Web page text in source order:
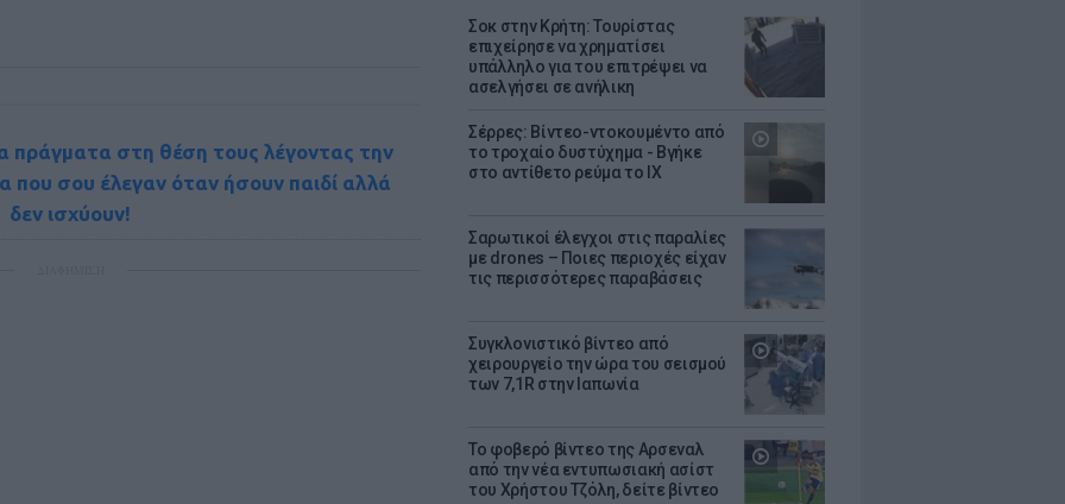
Σοκ στην Κρήτη: Τουρίστας
επιχείρησε να χρηματίσει
υπάλληλο για του επιτρέψει να
ασελγήσει σε ανήλικη
Σέρρες: Βίντεο-ντοκουμέντο από
το τροχαίο δυστύχημα - Βγήκε
στο αντίθετο ρεύμα το ΙΧ
Σαρωτικοί έλεγχοι στις παραλίες
με drones – Ποιες περιοχές είχαν
τις περισσότερες παραβάσεις
Συγκλονιστικό βίντεο από
χειρουργείο την ώρα του σεισμού
των 7,1R στην Ιαπωνία
Το φοβερό βίντεο της Αρσεναλ
από την νέα εντυπωσιακή ασίστ
του Χρήστου Τζόλη, δείτε βίντεο
στη θέση τους λέγοντας την
που σου έλεγαν όταν ήσουν παιδί αλλά
δεν ισχύουν!